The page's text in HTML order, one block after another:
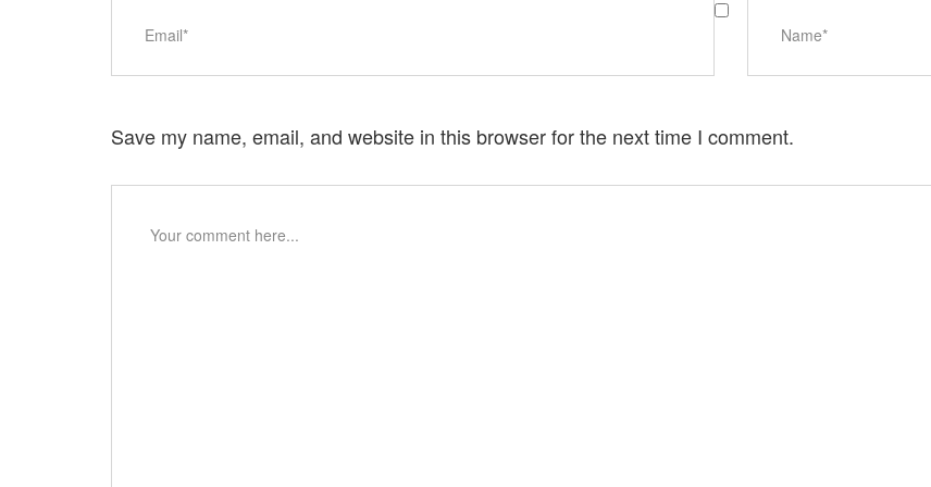
Save my name, email, and website in this browser for the next time I comment.